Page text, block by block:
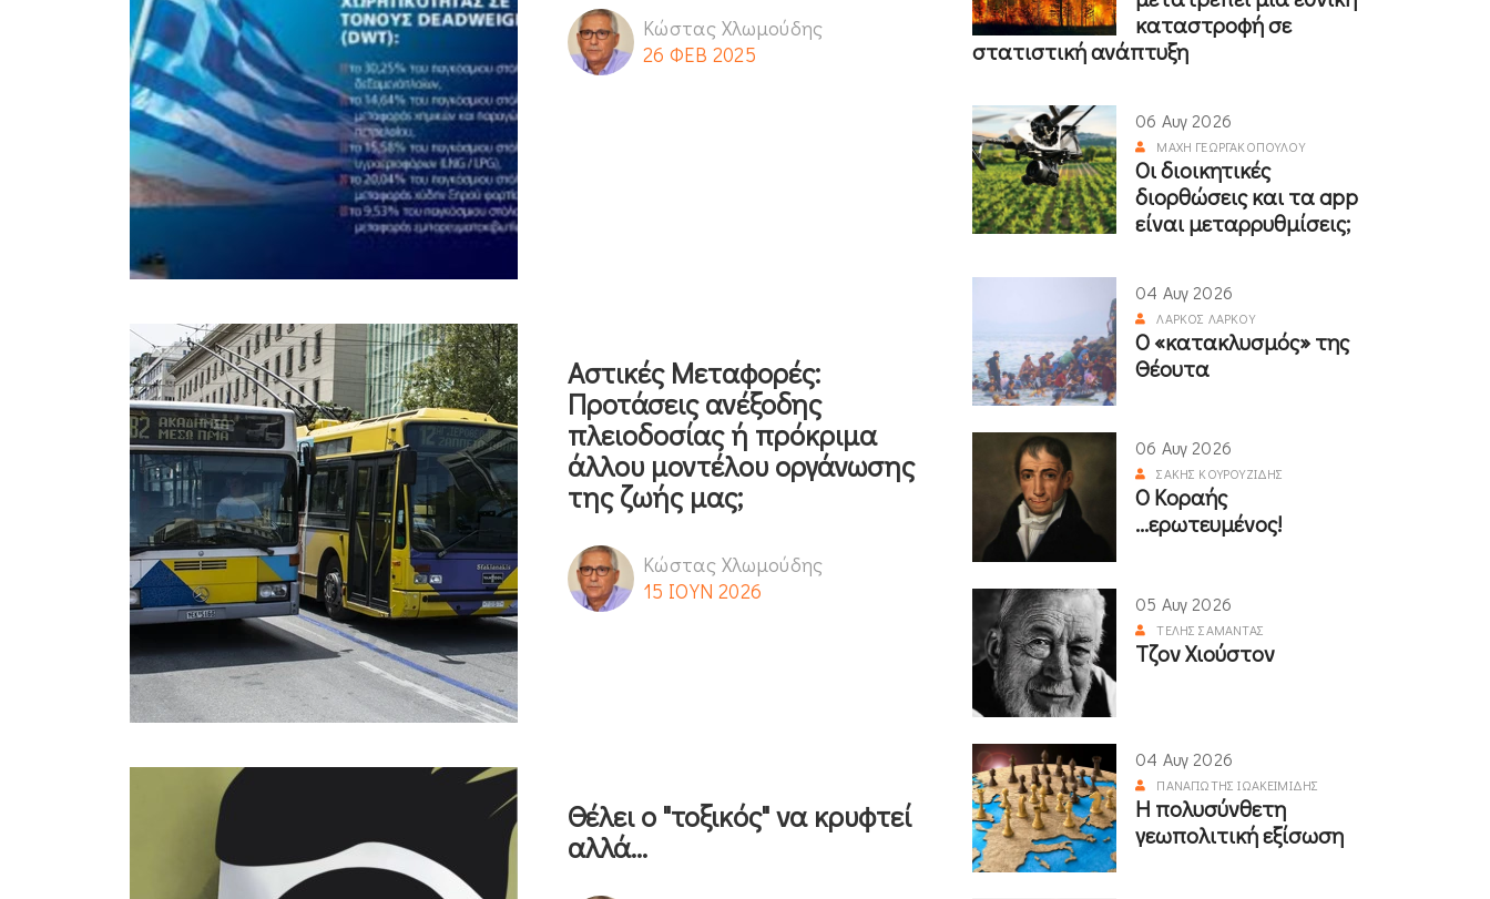
Κώστας Χλωμούδης
26 ΦΕΒ 2025
Αστικές Μεταφορές:
Προτάσεις ανέξοδης
πλειοδοσίας ή πρόκριμα
άλλου μοντέλου οργάνωσης
της ζωής μας;
Κώστας Χλωμούδης
15 ΙΟΥΝ 2026
Θέλει ο "τοξικός" να κρυφτεί
αλλά...
καταστροφή σε
στατιστική ανάπτυξη
06 Αυγ 2026
ΜΆΧΗ ΓΕΩΡΓΑΚΟΠΟΎΛΟΥ
Οι διοικητικές
διορθώσεις και τα app
είναι μεταρρυθμίσεις;
04 Αυγ 2026
ΛΆΡΚΟΣ ΛΆΡΚΟΥ
Ο «κατακλυσμός» της
Θέουτα
06 Αυγ 2026
ΣΆΚΗΣ ΚΟΥΡΟΥΖΊΔΗΣ
Ο Κοραής
...ερωτευμένος!
05 Αυγ 2026
ΤΈΛΗΣ ΣΑΜΑΝΤΆΣ
Τζον Χιούστον
04 Αυγ 2026
ΠΑΝΑΓΙΏΤΗΣ ΙΩΑΚΕΙΜΊΔΗΣ
Η πολυσύνθετη
γεωπολιτική εξίσωση